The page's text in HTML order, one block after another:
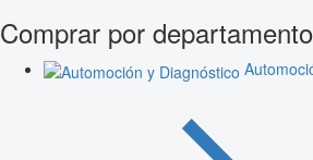
Comprar por departamento